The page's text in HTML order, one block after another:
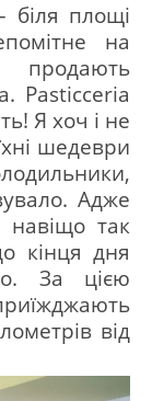
біля площі
на
Pasticceria
Я хоч і не
шедеври
Адже
навіщо так
кінця дня
За цією
від